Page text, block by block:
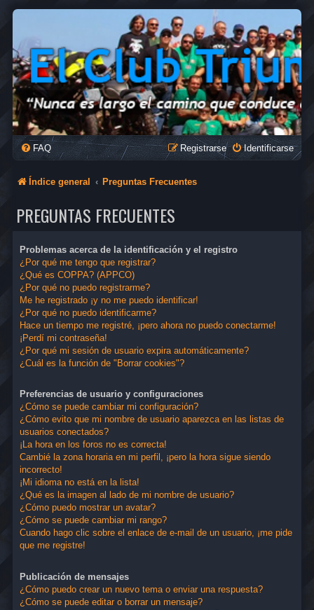
FAQ Identificarse
Registrarse
Índice general Preguntas Frecuentes
PREGUNTAS FRECUENTES
Problemas acerca de la identificación y el registro
¿Por qué me tengo que registrar?
¿Qué es COPPA? (APPCO)
¿Por qué no puedo registrarme?
Me he registrado ¡y no me puedo identificar!
¿Por qué no puedo identificarme?
Hace un tiempo me registré, ¡pero ahora no puedo conectarme!
¡Perdí mi contraseña!
¿Por qué mi sesión de usuario expira automáticamente?
¿Cuál es la función de "Borrar cookies"?
Preferencias de usuario y configuraciones
¿Cómo se puede cambiar mi configuración?
¿Cómo evito que mi nombre de usuario aparezca en las listas de
usuarios conectados?
¡La hora en los foros no es correcta!
Cambié la zona horaria en mi perfil, ¡pero la hora sigue siendo
incorrecto!
¡Mi idioma no está en la lista!
¿Qué es la imagen al lado de mi nombre de usuario?
¿Cómo puedo mostrar un avatar?
¿Cómo se puede cambiar mi rango?
Cuando hago clic sobre el enlace de e-mail de un usuario, ¡me pide
que me registre!
Publicación de mensajes
¿Cómo puedo crear un nuevo tema o enviar una respuesta?
¿Cómo se puede editar o borrar un mensaje?